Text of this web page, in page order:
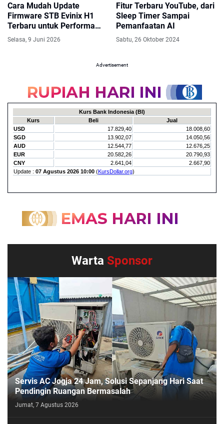
Cara Mudah Update
Firmware STB Evinix H1
Terbaru untuk Performa
Lebih Optimal
Selasa, 9 Juni 2026
Fitur Terbaru YouTube, dari
Sleep Timer Sampai
Pemanfaatan AI
Sabtu, 26 Oktober 2024
Advertisement
Warta Sponsor
Servis AC Jogja 24 Jam, Solusi Sepanjang Hari Saat
Pendingin Ruangan Bermasalah
Jumat, 7 Agustus 2026